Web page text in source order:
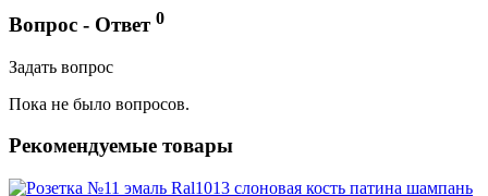
Вопрос - Ответ 0
Задать вопрос
Пока не было вопросов.
Рекомендуемые товары